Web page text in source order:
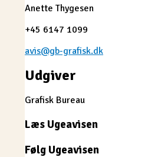
Anette Thygesen
+45 6147 1099
avis@gb-grafisk.dk
Udgiver
Grafisk Bureau
Læs Ugeavisen
Følg Ugeavisen